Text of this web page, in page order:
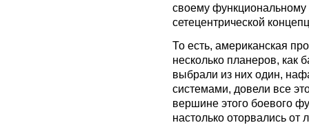
своему
сетецентрической
То есть, американская
несколько планеров, как
выбрали из них один,
системами, довели все
вершине этого боевого
настолько оторвались от